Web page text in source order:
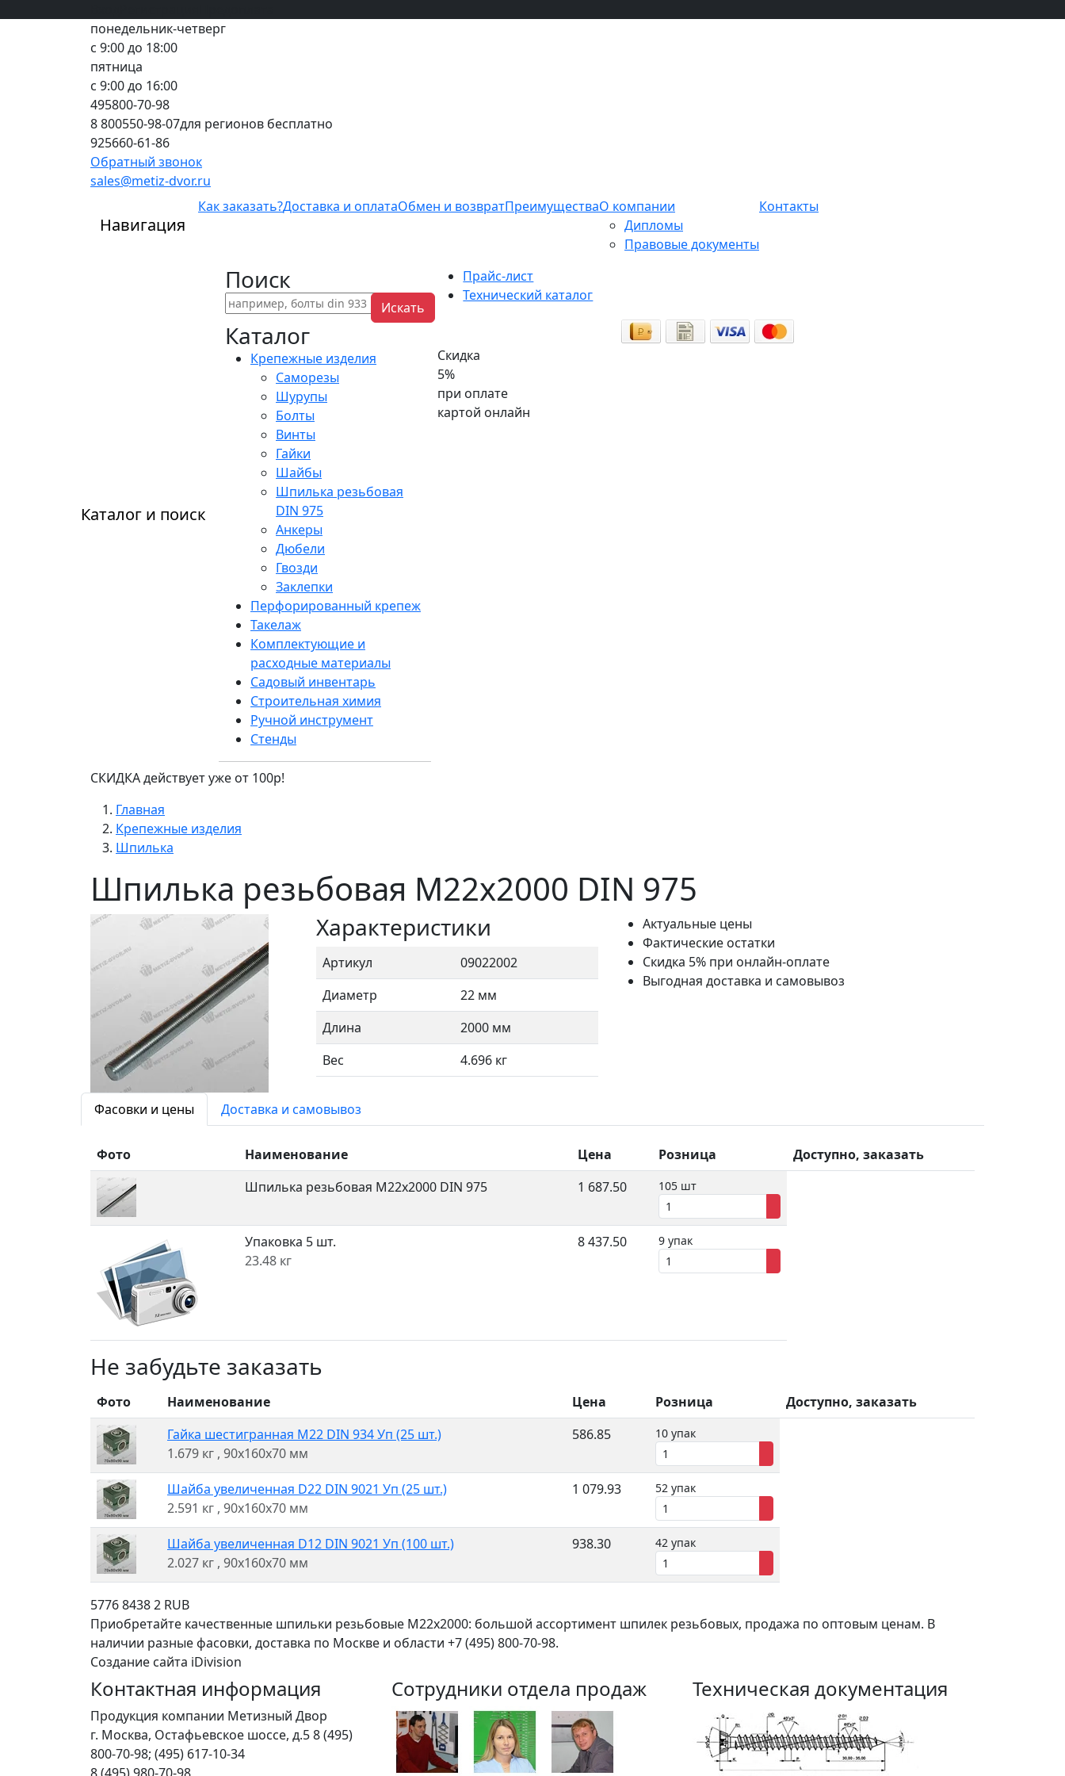
понедельник-четверг
с 9:00 до 18:00
пятница
с 9:00 до 16:00
495800-70-98
8 800550-98-07для регионов бесплатно
925660-61-86
Обратный звонок
sales@metiz-dvor.ru
Навигация
Как заказать?Доставка и оплатаОбмен и возвратПреимуществаО компании
Дипломы
Правовые документы
Контакты
Каталог и поиск
Поиск
Искать
Каталог
Крепежные изделия
Саморезы
Шурупы
Болты
Винты
Гайки
Шайбы
Шпилька резьбовая
DIN 975
Анкеры
Дюбели
Гвозди
Заклепки
Перфорированный крепеж
Такелаж
Комплектующие и
расходные материалы
Садовый инвентарь
Строительная химия
Ручной инструмент
Стенды
Прайс-лист
Технический каталог
Скидка
5%
при оплате
картой онлайн
СКИДКА действует уже от 100р!
Главная
Крепежные изделия
Шпилька
Шпилька резьбовая M22x2000 DIN 975
Характеристики
Артикул
09022002
Диаметр
22 мм
Длина
2000 мм
Вес
4.696 кг
Актуальные цены
Фактические остатки
Скидка 5% при онлайн-оплате
Выгодная доставка и самовывоз
Фасовки и цены Доставка и самовывоз
Фото Наименование Цена Розница
Доступно, заказать
Шпилька резьбовая M22x2000 DIN 975
1 687.50 105 шт
Упаковка 5 шт.
23.48 кг
8 437.50 9 упак
Не забудьте заказать
Фото Наименование Цена Розница
Доступно, заказать
Гайка шестигранная M22 DIN 934 Уп (25 шт.)
1.679 кг , 90x160x70 мм
586.85 10 упак
Шайба увеличенная D22 DIN 9021 Уп (25 шт.)
2.591 кг , 90x160x70 мм
1 079.93 52 упак
Шайба увеличенная D12 DIN 9021 Уп (100 шт.)
2.027 кг , 90x160x70 мм
938.30 42 упак
577684382 RUB
Приобретайте качественные шпильки резьбовые M22x2000: большой ассортимент шпилек резьбовых, продажа по оптовым ценам. В
наличии разные фасовки, доставка по Москве и области +7 (495) 800-70-98.
Создание сайта iDivision
Контактная информация
Продукция компании Метизный Двор
г. Москва, Остафьевское шоссе, д.58 (495)
800-70-98; (495) 617-10-34
Сотрудники отдела продаж Техническая документация